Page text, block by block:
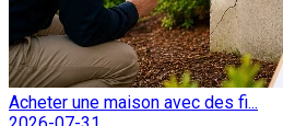
Acheter une maison avec des fi...